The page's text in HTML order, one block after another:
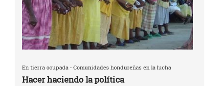
En tierra ocupada - Comunidades hondureñas en la lucha
Hacer haciendo la política